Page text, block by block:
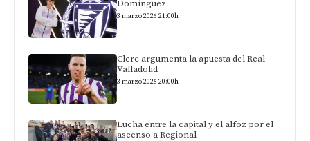
Domínguez
3 marzo 2026 21:00h
Clerc argumenta la apuesta del Real
Valladolid
3 marzo 2026 20:00h
Lucha entre la capital y el alfoz por el
ascenso a Regional